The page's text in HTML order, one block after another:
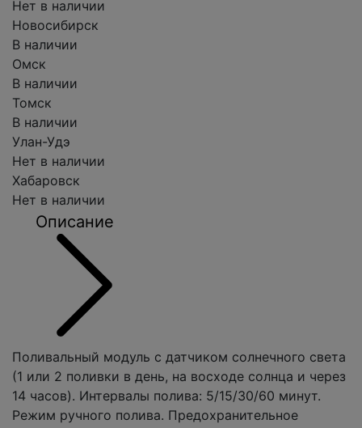
Нет в наличии
Новосибирск
В наличии
Омск
В наличии
Томск
В наличии
Улан-Удэ
Нет в наличии
Хабаровск
Нет в наличии
Описание
Поливальный модуль с датчиком солнечного света
(1 или 2 поливки в день, на восходе солнца и через
14 часов). Интервалы полива: 5/15/30/60 минут.
Режим ручного полива. Предохранительное